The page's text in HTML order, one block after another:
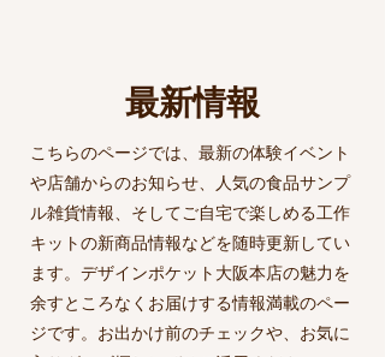
最新情報
こちらのページでは、最新の体験イベント
や店舗からのお知らせ、人気の食品サンプ
ル雑貨情報、そしてご自宅で楽しめる工作
キットの新商品情報などを随時更新してい
ます。デザインポケット大阪本店の魅力を
余すところなくお届けする情報満載のペー
ジです。お出かけ前のチェックや、お気に